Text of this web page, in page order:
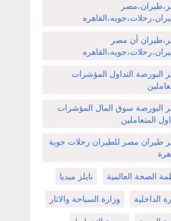
أن مصر
البورصة التداول المؤشرات
البورصة سوق المال المؤشرات
المتعاملين
طيران مصر للطيران رحلات جوية
الصحة العالمية نايلز ميديا
الداخلية وزارة السياحة والاثار